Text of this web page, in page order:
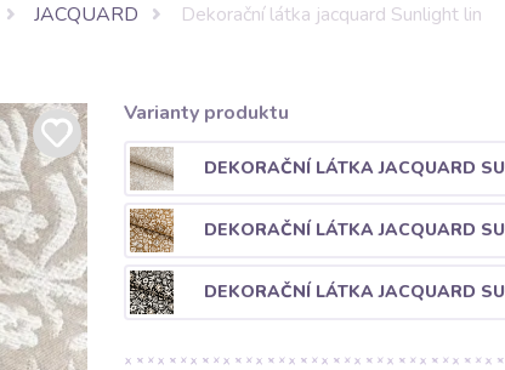
JACQUARD Dekorační látka jacquard Sunlight lin
Varianty produktu
DEKORAČNÍ LÁTKA JACQUARD
DEKORAČNÍ LÁTKA JACQUARD
DEKORAČNÍ LÁTKA JACQUARD